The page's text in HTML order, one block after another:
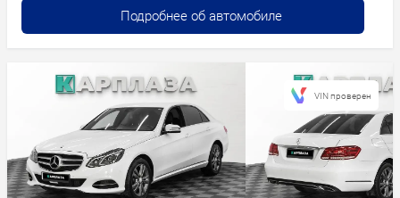
Подробнее об автомобиле
VIN проверен